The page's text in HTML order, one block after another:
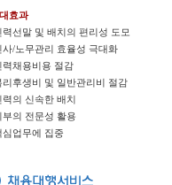
효과
선말 및 배치의 편리성 도모
사/노무관리 효율성 극대화
력채용비용 절감
리후생비 및 일반관리비 절감
의 신속한 배치
부의 전문성 활용
심업무에 집중